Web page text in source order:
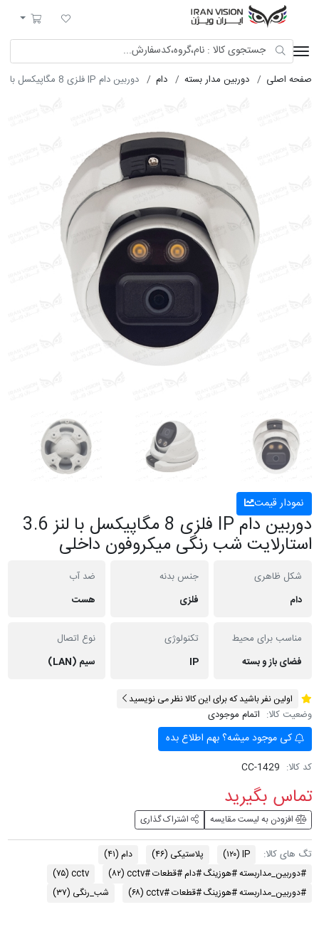
لیست مورد علاقه
سبد خرید
صفحه اصلی دوربین مدار بسته دام دوربین دام IP فلزی 8 مگاپیکسل با لنز 3.6 استارلایت شب رنگی میکروفون داخلی
نمودار قیمت
دوربین دام IP فلزی 8 مگاپیکسل با لنز 3.6
استارلایت شب رنگی میکروفون داخلی
شکل ظاهری
دام
جنس بدنه
فلزی
ضد آب
هست
مناسب برای محیط
فضای باز و بسته
تکنولوژی
IP
نوع اتصال
سیم (LAN)
اولین نفر باشید که برای این کالا نظر می نویسید
وضعیت کالا: اتمام موجودی
کی موجود میشه؟ بهم اطلاع بده
کد کالا: CC-1429
تماس بگیرید
افزودن به لیست مقایسه اشتراک گذاری
تگ های کالا: IP (۱۲۰) پلاستیکی (۴۶) دام (۴۱)
#دوربین_مداربسته #هوزینگ #دام #قطعات #cctv
(۸۲) cctv (۷۵)
#دوربین_مداربسته #هوزینگ #قطعات #cctv
(۶۸) شب_رنگی (۳۷)